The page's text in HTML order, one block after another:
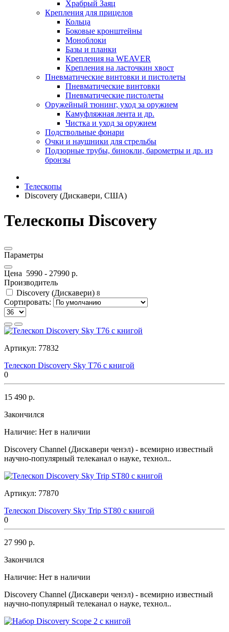
Храбрый Заяц
Крепления для прицелов
Кольца
Боковые кронштейны
Моноблоки
Базы и планки
Крепления на WEAVER
Крепления на ласточкин хвост
Пневматические винтовки и пистолеты
Пневматические винтовки
Пневматические пистолеты
Оружейный тюнинг, уход за оружием
Камуфляжная лента и др.
Чистка и уход за оружием
Подствольные фонари
Очки и наушники для стрельбы
Подзорные трубы, бинокли, барометры и др. из
бронзы
Телескопы
Discovery (Дискавери, США)
Телескопы Discovery
Параметры
Цена 5990 - 27990 р.
Производитель
Discovery (Дискавери) 8
Сортировать:
Артикул: 77832
Телескоп Discovery Sky T76 с книгой
0
15 490 р.
Закончился
Наличие: Нет в наличии
Discovery Channel (Дискавери ченэл) - всемирно известный
научно-популярный телеканал о науке, технол..
Артикул: 77870
Телескоп Discovery Sky Trip ST80 с книгой
0
27 990 р.
Закончился
Наличие: Нет в наличии
Discovery Channel (Дискавери ченэл) - всемирно известный
научно-популярный телеканал о науке, технол..